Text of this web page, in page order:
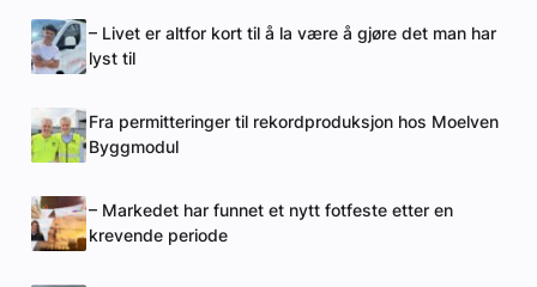
– Livet er altfor kort til å la være å gjøre det man har
lyst til
Fra permitteringer til rekordproduksjon hos Moelven
Byggmodul
– Markedet har funnet et nytt fotfeste etter en
krevende periode